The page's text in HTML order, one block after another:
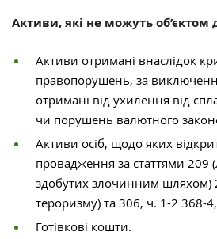
Активи, які не можуть об’єктом
Активи отримані внаслідок
правопорушень, за
отримані від ухилення від
чи порушень валютного
Активи осіб, щодо яких
провадження за статтями 209
здобутих злочинним шляхом)
тероризму) та 306, ч. 1-2 368-
Готівкові кошти.